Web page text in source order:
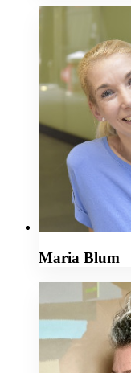
Maria Blum